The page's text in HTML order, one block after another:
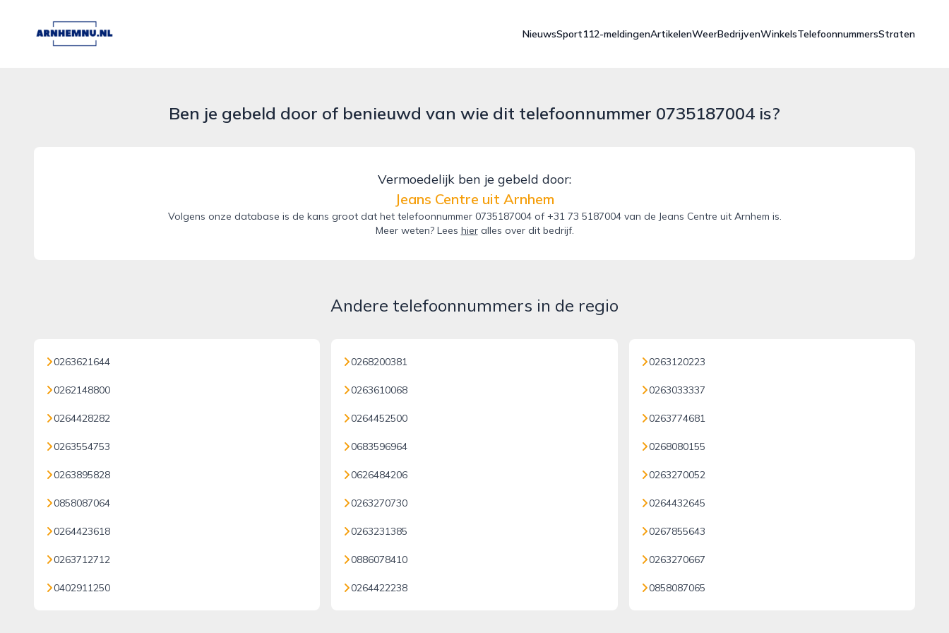
arnhemnu.nl
NieuwsSport112-meldingenArtikelenWeerBedrijvenWinkelsTelefoonnummersStraten
Ben je gebeld door of benieuwd van wie dit telefoonnummer 0735187004 is?
Vermoedelijk ben je gebeld door:
Jeans Centre uit Arnhem
Volgens onze database is de kans groot dat het telefoonnummer 0735187004 of +31 73 5187004 van de Jeans Centre uit Arnhem is.
Meer weten? Lees hieralles over dit bedrijf.
Andere telefoonnummers in de regio
0263621644
0262148800
0264428282
0263554753
0263895828
0858087064
0264423618
0263712712
0402911250
0268200381
0263610068
0264452500
0683596964
0626484206
0263270730
0263231385
0886078410
0264422238
0263120223
0263033337
0263774681
0268080155
0263270052
0264432645
0267855643
0263270667
0858087065